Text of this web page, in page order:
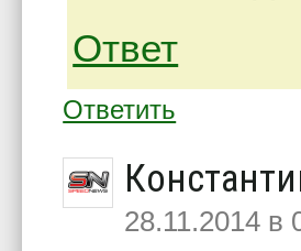
Ответ
Ответить
28.11.2014 в